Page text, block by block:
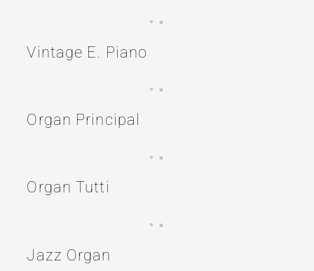
Vintage E. Piano
Organ Principal
Organ Tutti
Jazz Organ